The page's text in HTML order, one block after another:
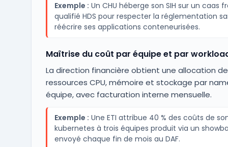
Exemple : Un CHU héberge son SIH sur un caas
qualifié HDS pour respecter la réglementation
réécrire ses applications conteneurisées.
Maîtrise du coût par équipe et par
La direction financière obtient une allocation
ressources CPU, mémoire et stockage par
équipe, avec facturation interne mensuelle.
Exemple : Une ETI attribue 40 % des coûts de
kubernetes à trois équipes produit via un
envoyé chaque fin de mois au DAF.